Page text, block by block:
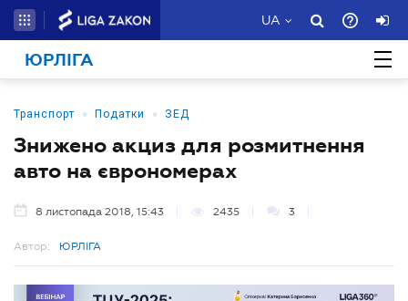
UA
ЮРЛІГА
Транспорт • Податки • ЗЕД
Знижено акциз для розмитнення
авто на єврономерах
8 листопада 2018, 15:43 2435 3
Автор: ЮРЛІГА